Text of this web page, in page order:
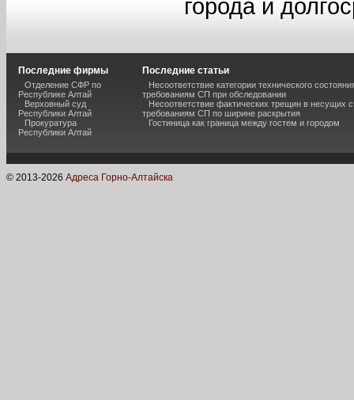
города и
Последние фирмы
Отделение СФР по
Республике Алтай
Верховный суд
Республики Алтай
Прокуратура
Республики Алтай
Последние статьи
Несоответствие категории технического
требованиям СП при обследовании
Несоответствие фактических трещин в несущих
требованиям СП по ширине раскрытия
Гостиница как граница между гостем и городом
© 2013-2026 Адреса Горно-Алтайска